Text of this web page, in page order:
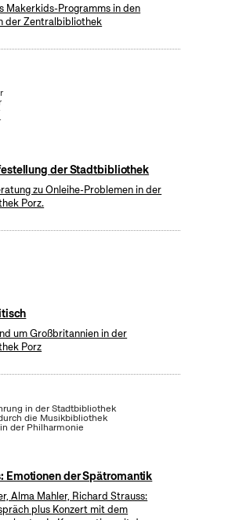
Makerkids-Programms in den
der Zentralbibliothek
der Stadtbibliothek
zu Onleihe-Problemen in der
Porz.
um Großbritannien in der
Porz
in der Stadtbibliothek
die Musikbibliothek
der Philharmonie
Emotionen der Spätromantik
Alma Mahler, Richard Strauss:
plus Konzert mit dem